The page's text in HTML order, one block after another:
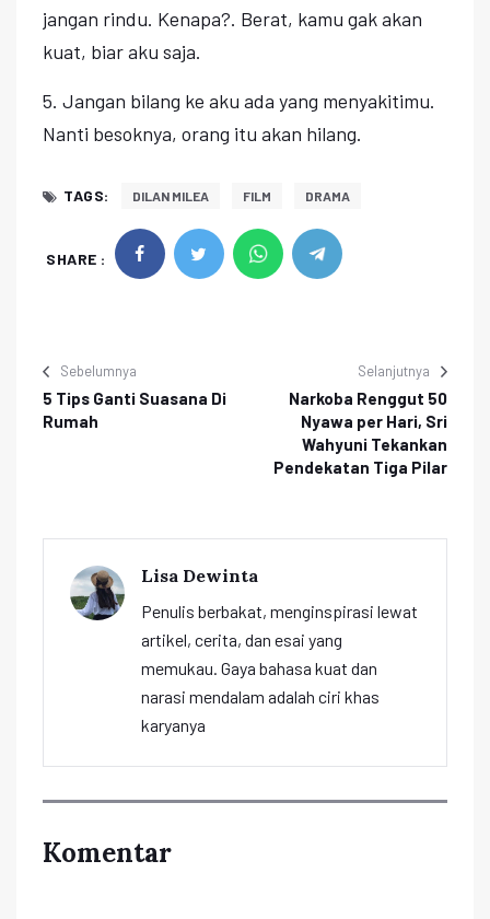
jangan rindu. Kenapa?. Berat, kamu gak akan
kuat, biar aku saja.
5. Jangan bilang ke aku ada yang menyakitimu.
Nanti besoknya, orang itu akan hilang.
TAGS: DILAN MILEA FILM DRAMA
SHARE :
Sebelumnya
5 Tips Ganti Suasana Di
Rumah
Selanjutnya
Narkoba Renggut 50
Nyawa per Hari, Sri
Wahyuni Tekankan
Pendekatan Tiga Pilar
Lisa Dewinta
Penulis berbakat, menginspirasi lewat
artikel, cerita, dan esai yang
memukau. Gaya bahasa kuat dan
narasi mendalam adalah ciri khas
karyanya
Komentar